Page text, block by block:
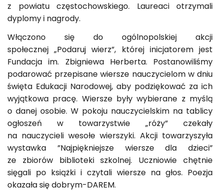
z powiatu częstochowskiego. Laureaci otrzymali
dyplomy i nagrody.
Włączono się do ogólnopolskiej akcji
społecznej „Podaruj wierz”, której inicjatorem jest
Fundacja im. Zbigniewa Herberta. Postanowiliśmy
podarować przepisane wiersze nauczycielom w dniu
święta Edukacji Narodowej, aby podziękować za ich
wyjątkowa pracę. Wiersze były wybierane z myślą
o danej osobie. W pokoju nauczycielskim na tablicy
ogłoszeń w towarzystwie „róży” czekały
na nauczycieli wesołe wierszyki. Akcji towarzyszyła
wystawka ”Najpiękniejsze wiersze dla dzieci”
ze zbiorów biblioteki szkolnej. Uczniowie chętnie
sięgali po książki i czytali wiersze na głos. Poezja
okazała się dobrym-DAREM.